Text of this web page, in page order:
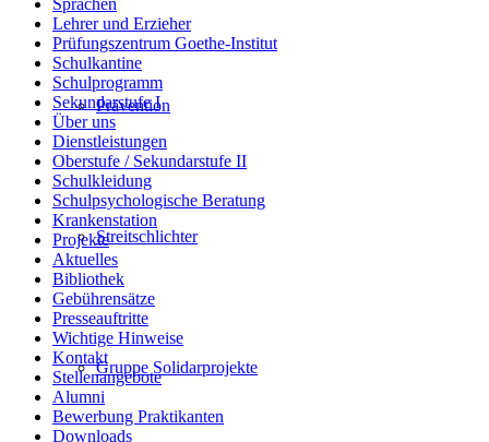
Prävention
Streitschlichter
Gruppe Solidarprojekte
Sprachen
Lehrer und Erzieher
Prüfungszentrum Goethe-Institut
Schulkantine
Schulprogramm
Sekundarstufe I
Über uns
Dienstleistungen
Oberstufe / Sekundarstufe II
Schulkleidung
Schulpsychologische Beratung
Krankenstation
Projekte
Aktuelles
Bibliothek
Gebührensätze
Presseauftritte
Wichtige Hinweise
Kontakt
Stellenangebote
Alumni
Bewerbung Praktikanten
Downloads